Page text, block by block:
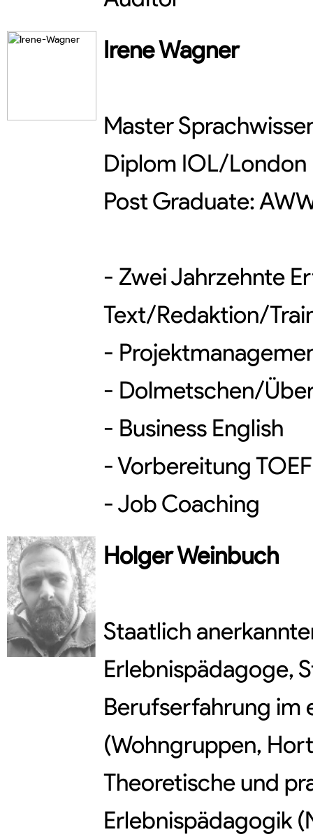
IreneWagner
Master
Diplom IOL/London
Post Graduate:
- Zwei Jahrzehnte
Text/Redaktion/
-
- Dolmetschen/
- Business English
- Vorbereitung
- Job Coaching
HolgerWeinbuch
Staatlich
Erlebnispädagoge,
Berufserfahrung im
(Wohngruppen,
Theoretische und
Erlebnispädagogik